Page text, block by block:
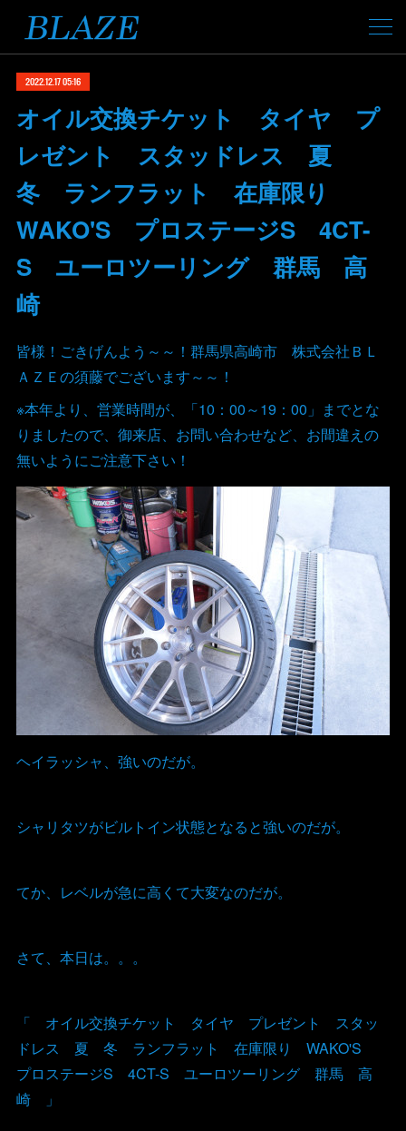
2022.12.17 05:16
オイル交換チケット タイヤ プ
レゼント スタッドレス 夏
冬 ランフラット 在庫限り
WAKO'S プロステージS 4CT-
S ユーロツーリング 群馬 高
崎
皆様！ごきげんよう～～！群馬県高崎市 株式会社ＢＬ
ＡＺＥの須藤でございます～～！
※本年より、営業時間が、「10：00～19：00」までとな
りましたので、御来店、お問い合わせなど、お間違えの
無いようにご注意下さい！
ヘイラッシャ、強いのだが。
シャリタツがビルトイン状態となると強いのだが。
てか、レベルが急に高くて大変なのだが。
さて、本日は。。。
「 オイル交換チケット タイヤ プレゼント スタッ
ドレス 夏 冬 ランフラット 在庫限り WAKO'S
プロステージS 4CT-S ユーロツーリング 群馬 高
崎 」